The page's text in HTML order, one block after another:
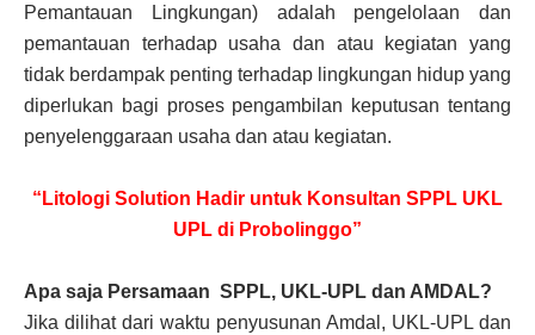
Pemantauan Lingkungan) adalah pengelolaan dan
pemantauan terhadap usaha dan atau kegiatan yang
tidak berdampak penting terhadap lingkungan hidup yang
diperlukan bagi proses pengambilan keputusan tentang
penyelenggaraan usaha dan atau kegiatan.
“Litologi Solution Hadir untuk Konsultan SPPL UKL
UPL di Probolinggo”
Apa saja Persamaan SPPL, UKL-UPL dan AMDAL?
Jika dilihat dari waktu penyusunan Amdal, UKL-UPL dan